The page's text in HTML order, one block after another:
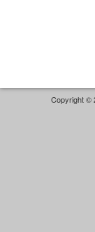
Copyright ©